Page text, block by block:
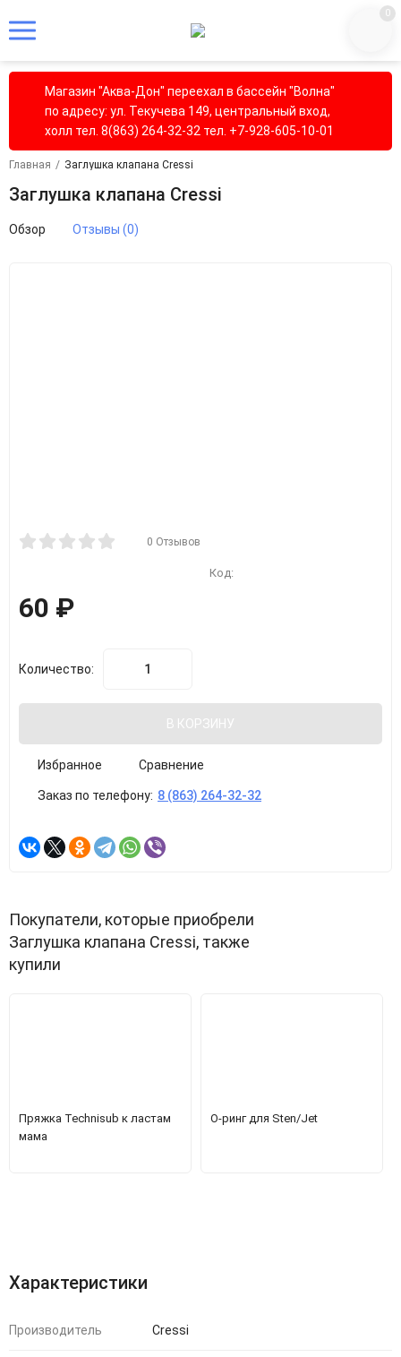
0
Магазин "Аква-Дон" переехал в бассейн "Волна"
по адресу: ул. Текучева 149, центральный вход,
холл тел. 8(863) 264-32-32 тел. +7-928-605-10-01
Главная / Заглушка клапана Cressi
Заглушка клапана Cressi
Обзор Отзывы (0)
0 Отзывов
Код:
60 ₽
Количество:
В КОРЗИНУ
Избранное Сравнение
Заказ по телефону: 8 (863) 264-32-32
Покупатели, которые приобрели
Заглушка клапана Cressi, также
купили
Пряжка Technisub к ластам
мама
О-ринг для Sten/Jet
Характеристики
Производитель Cressi